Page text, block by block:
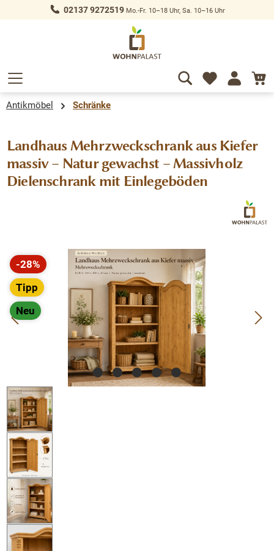
springen 02137 9272519Mo.-Fr. 10–18 Uhr, Sa. 10–16 Uhr
Antikmöbel Schränke
Landhaus Mehrzweckschrank aus Kiefer
massiv – Natur gewachst – Massivholz
Dielenschrank mit Einlegeböden
Bildergalerie überspringen
-28%
Rabatt
Tipp
Neu